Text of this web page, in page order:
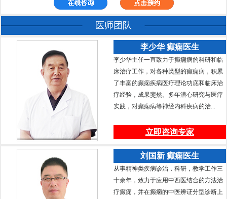
医师团队
李少华 癫痫医生
李少华主任一直致力于癫痫病的科研和临
床治疗工作，对各种类型的癫痫病，积累
了丰富的癫痫疾病医疗理论功底和临床治
疗经验，成果斐然。多年潜心研究与医疗
实践，对癫痫病等神经内科疾病的治...
立即咨询专家
刘国新 癫痫医生
从事精神类疾病诊治，科研，教学工作三
十余年，致力于应用中西医结合的方法治
疗癫痫，并在癫痫的中医辨证分型诊断上